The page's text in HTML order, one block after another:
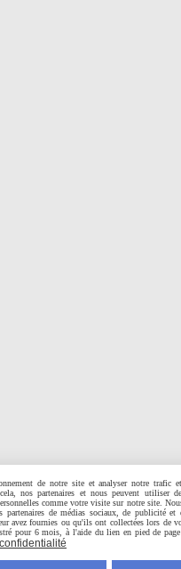
de notre site et analyser notre trafic
nos partenaires et nous peuvent utiliser
comme votre visite sur notre site.
de médias sociaux, de publicité et
avez fournies ou qu'ils ont collectées lors de
pour 6 mois, à l'aide du lien en pied de